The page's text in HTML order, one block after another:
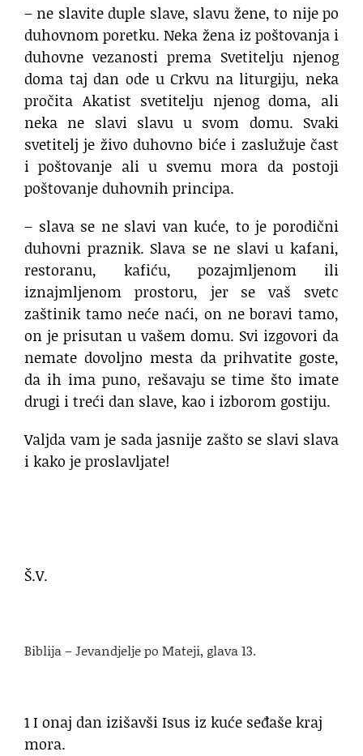
– ne slavite duple slave, slavu žene, to nije po
duhovnom poretku. Neka žena iz poštovanja i
duhovne vezanosti prema Svetitelju njenog
doma taj dan ode u Crkvu na liturgiju, neka
pročita Akatist svetitelju njenog doma, ali
neka ne slavi slavu u svom domu. Svaki
svetitelj je živo duhovno biće i zaslužuje čast
i poštovanje ali u svemu mora da postoji
poštovanje duhovnih principa.
– slava se ne slavi van kuće, to je porodični
duhovni praznik. Slava se ne slavi u kafani,
restoranu, kafiću, pozajmljenom ili
iznajmljenom prostoru, jer se vaš svetc
zaštinik tamo neće naći, on ne boravi tamo,
on je prisutan u vašem domu. Svi izgovori da
nemate dovoljno mesta da prihvatite goste,
da ih ima puno, rešavaju se time što imate
drugi i treći dan slave, kao i izborom gostiju.
Valjda vam je sada jasnije zašto se slavi slava
i kako je proslavljate!
Š.V.
Biblija – Jevandjelje po Mateji, glava 13.
1 I onaj dan izišavši Isus iz kuće seđaše kraj
mora.